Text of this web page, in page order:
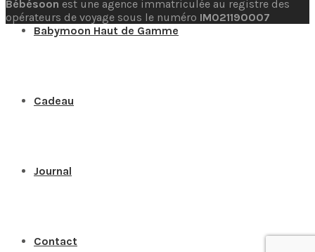
Babymoon Haut de Gamme
Cadeau
Journal
Contact
Bébésoon est une agence immatriculée au registre des
opérateurs de voyage sous le numéro IM021190007